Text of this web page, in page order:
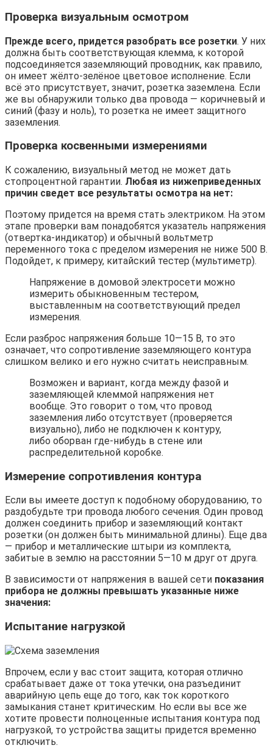
Проверка визуальным осмотром
Прежде всего, придется разобрать все розетки. У них
должна быть соответствующая клемма, к которой
подсоединяется заземляющий проводник, как правило,
он имеет жёлто-зелёное цветовое исполнение. Если
всё это присутствует, значит, розетка заземлена. Если
же вы обнаружили только два провода — коричневый и
синий (фазу и ноль), то розетка не имеет защитного
заземления.
Проверка косвенными измерениями
К сожалению, визуальный метод не может дать
стопроцентной гарантии. Любая из нижеприведенных
причин сведет все результаты осмотра на нет:
Поэтому придется на время стать электриком. На этом
этапе проверки вам понадобятся указатель напряжения
(отвертка-индикатор) и обычный вольтметр
переменного тока с пределом измерения не ниже 500 В.
Подойдет, к примеру, китайский тестер (мультиметр).
Напряжение в домовой электросети можно
измерить обыкновенным тестером,
выставленным на соответствующий предел
измерения.
Если разброс напряжения больше 10—15 В, то это
означает, что сопротивление заземляющего контура
слишком велико и его нужно считать неисправным.
Возможен и вариант, когда между фазой и
заземляющей клеммой напряжения нет
вообще. Это говорит о том, что провод
заземления либо отсутствует (проверяется
визуально), либо не подключен к контуру,
либо оборван где-нибудь в стене или
распределительной коробке.
Измерение сопротивления контура
Если вы имеете доступ к подобному оборудованию, то
раздобудьте три провода любого сечения. Один провод
должен соединить прибор и заземляющий контакт
розетки (он должен быть минимальной длины). Еще два
— прибор и металлические штыри из комплекта,
забитые в землю на расстоянии 5—10 м друг от друга.
В зависимости от напряжения в вашей сети показания
прибора не должны превышать указанные ниже
значения:
Испытание нагрузкой
Впрочем, если у вас стоит защита, которая отлично
срабатывает даже от тока утечки, она разъединит
аварийную цепь еще до того, как ток короткого
замыкания станет критическим. Но если вы все же
хотите провести полноценные испытания контура под
нагрузкой, то устройства защиты придется временно
отключить.